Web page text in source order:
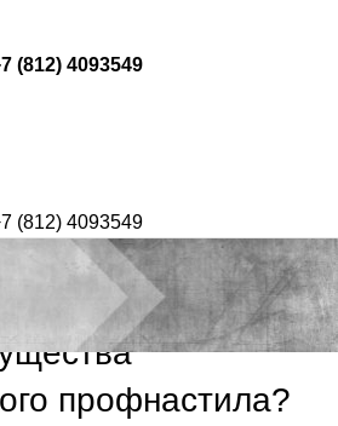
(812) 4093549
(812) 4093549
профнастила?